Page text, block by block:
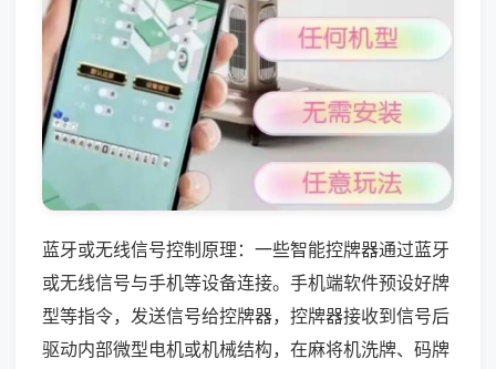
蓝牙或无线信号控制原理：一些智能控牌器通过蓝牙
或无线信号与手机等设备连接。手机端软件预设好牌
型等指令，发送信号给控牌器，控牌器接收到信号后
驱动内部微型电机或机械结构，在麻将机洗牌、码牌